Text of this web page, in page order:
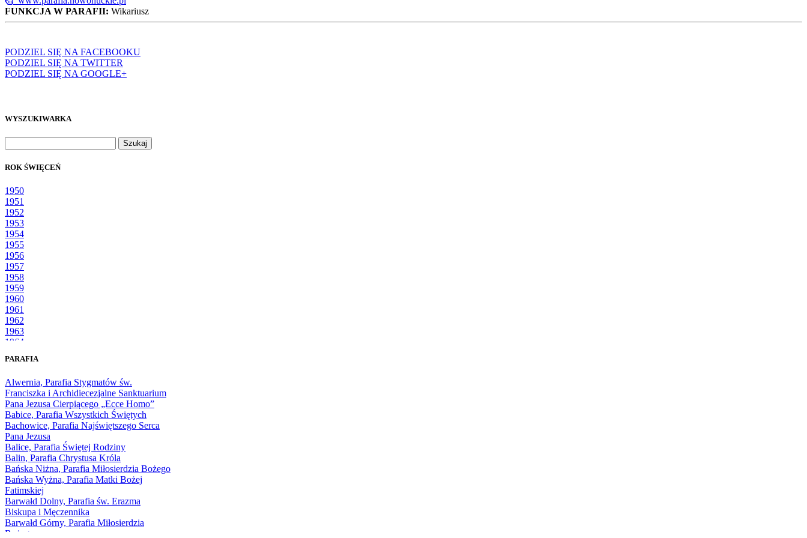
FUNKCJA W PARAFII: Wikariusz
PODZIEL SIĘ NA FACEBOOKU
PODZIEL SIĘ NA TWITTER
PODZIEL SIĘ NA GOOGLE+
WYSZUKIWARKA
ROK ŚWIĘCEŃ
1950
1951
1952
1953
1954
1955
1956
1957
1958
1959
1960
1961
1962
1963
1964
1966
1968
1969
1970
1971
1972
1973
1974
1975
1976
1977
1978
1979
1980
1981
PARAFIA
Alwernia, Parafia Stygmatów św.
Franciszka i Archidiecezjalne Sanktuarium
Pana Jezusa Cierpiącego „Ecce Homo”
Babice, Parafia Wszystkich Świętych
Bachowice, Parafia Najświętszego Serca
Pana Jezusa
Balice, Parafia Świętej Rodziny
Balin, Parafia Chrystusa Króla
Bańska Niżna, Parafia Miłosierdzia Bożego
Bańska Wyżna, Parafia Matki Bożej
Fatimskiej
Barwałd Dolny, Parafia św. Erazma
Biskupa i Męczennika
Barwałd Górny, Parafia Miłosierdzia
Bożego